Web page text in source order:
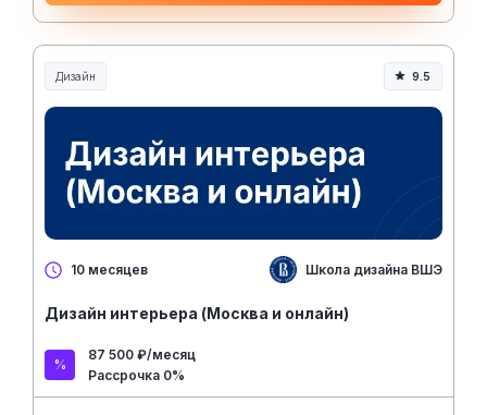
Дизайн 9.5
10 месяцев Школа дизайна ВШЭ
Дизайн интерьера (Москва и онлайн)
87 500 ₽/месяц
Рассрочка 0%